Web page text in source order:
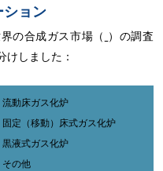
ョン
の合成ガス市場（ ）の調査
けしました：
流動床ガス化炉
固定（移動）床式ガス化炉
黒液式ガス化炉
その他